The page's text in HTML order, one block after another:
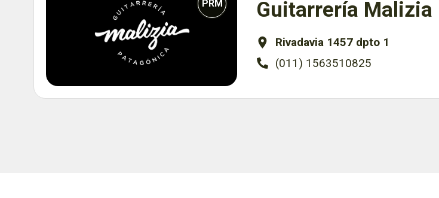
PRM Guitarrería Malizia
Rivadavia 1457 dpto 1
(011) 1563510825